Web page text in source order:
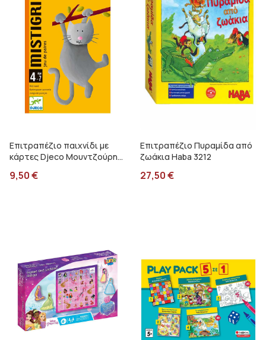
Επιτραπέζιο παιχνίδι με
κάρτες Djeco Μουντζούρης
9,50€
Επιτραπέζιο Πυραμίδα από
ζωάκια Haba 3212
27,50€